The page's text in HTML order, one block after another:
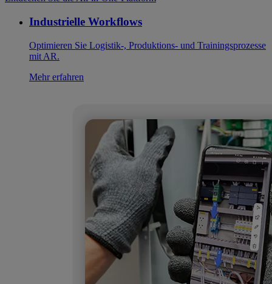
Industrielle Workflows
Optimieren Sie Logistik-, Produktions- und Trainingsprozesse
mit AR.
Mehr erfahren